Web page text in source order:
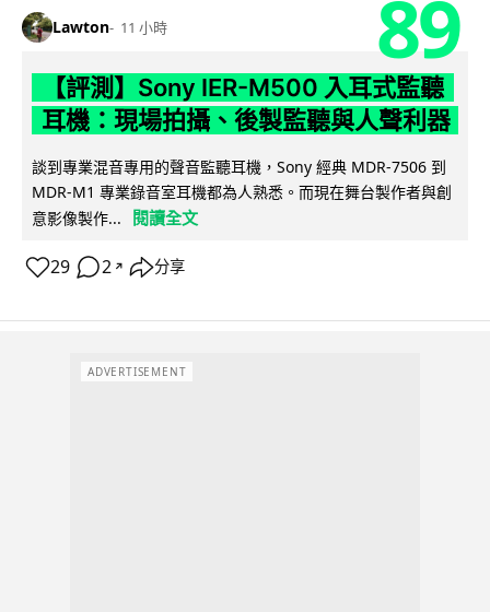
Lawton 11 小時 89
【評測】Sony IER-M500 入耳式監聽
耳機：現場拍攝、後製監聽與人聲利器
談到專業混音專用的聲音監聽耳機，Sony 經典 MDR-7506 到
MDR-M1 專業錄音室耳機都為人熟悉。而現在舞台製作者與創
意影像製作...
閱讀全文
29 2 ↗ 分享
ADVERTISEMENT